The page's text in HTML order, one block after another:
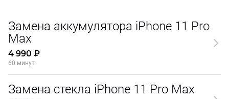
Замена аккумулятора iPhone 11 Pro
Max
4 990 ₽
60 минут
Замена стекла iPhone 11 Pro Max